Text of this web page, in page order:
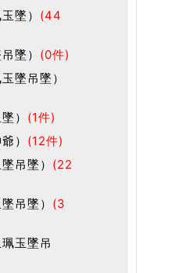
墜） (44
墜） (0件)
墜吊墜）
） (1件)
） (12件)
吊墜） (22
吊墜） (3
玉墜吊